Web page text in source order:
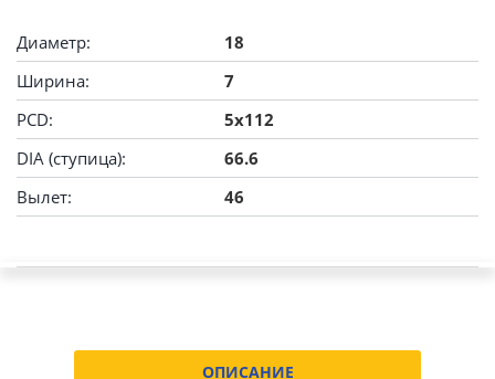
Диаметр:
18
Ширина:
7
PCD:
5x112
DIA (ступица):
66.6
Вылет:
46
ОПИСАНИЕ